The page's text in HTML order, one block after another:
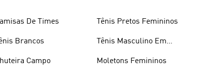
De Times
Brancos
Campo
Tênis Pretos Femininos
Tênis Masculino Em
Moletons Femininos